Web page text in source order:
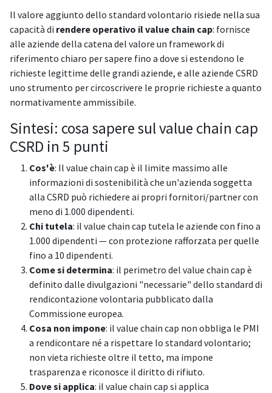
Il valore aggiunto dello standard volontario risiede nella sua
capacità di rendere operativo il value chain cap: fornisce
alle aziende della catena del valore un framework di
riferimento chiaro per sapere fino a dove si estendono le
richieste legittime delle grandi aziende, e alle aziende CSRD
uno strumento per circoscrivere le proprie richieste a quanto
normativamente ammissibile.
Sintesi: cosa sapere sul value chain cap
CSRD in 5 punti
Cos'è: Il value chain cap è il limite massimo alle
informazioni di sostenibilità che un'azienda soggetta
alla CSRD può richiedere ai propri fornitori/partner con
meno di 1.000 dipendenti.
Chi tutela: il value chain cap tutela le aziende con fino a
1.000 dipendenti — con protezione rafforzata per quelle
fino a 10 dipendenti.
Come si determina: il perimetro del value chain cap è
definito dalle divulgazioni "necessarie" dello standard di
rendicontazione volontaria pubblicato dalla
Commissione europea.
Cosa non impone: il value chain cap non obbliga le PMI
a rendicontare né a rispettare lo standard volontario;
non vieta richieste oltre il tetto, ma impone
trasparenza e riconosce il diritto di rifiuto.
Dove si applica: il value chain cap si applica